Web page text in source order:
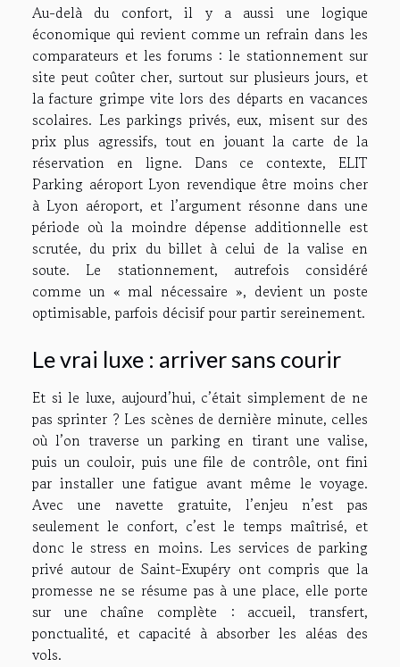
Au-delà du confort, il y a aussi une logique
économique qui revient comme un refrain dans les
comparateurs et les forums : le stationnement sur
site peut coûter cher, surtout sur plusieurs jours, et
la facture grimpe vite lors des départs en vacances
scolaires. Les parkings privés, eux, misent sur des
prix plus agressifs, tout en jouant la carte de la
réservation en ligne. Dans ce contexte, ELIT
Parking aéroport Lyon revendique être moins cher
à Lyon aéroport, et l’argument résonne dans une
période où la moindre dépense additionnelle est
scrutée, du prix du billet à celui de la valise en
soute. Le stationnement, autrefois considéré
comme un « mal nécessaire », devient un poste
optimisable, parfois décisif pour partir sereinement.
Le vrai luxe : arriver sans courir
Et si le luxe, aujourd’hui, c’était simplement de ne
pas sprinter ? Les scènes de dernière minute, celles
où l’on traverse un parking en tirant une valise,
puis un couloir, puis une file de contrôle, ont fini
par installer une fatigue avant même le voyage.
Avec une navette gratuite, l’enjeu n’est pas
seulement le confort, c’est le temps maîtrisé, et
donc le stress en moins. Les services de parking
privé autour de Saint-Exupéry ont compris que la
promesse ne se résume pas à une place, elle porte
sur une chaîne complète : accueil, transfert,
ponctualité, et capacité à absorber les aléas des
vols.